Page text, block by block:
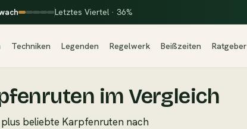
Letztes Viertel · 36%
Techniken Legenden Regelwerk Beißzeiten Ratgeber
im Vergleich
beliebte Karpfenruten nach